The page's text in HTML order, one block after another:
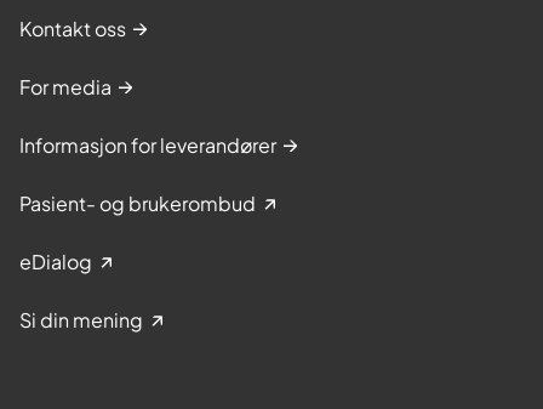
Kontakt oss
For media
Informasjon for leverandører
Pasient- og brukerombud
eDialog
Si din mening